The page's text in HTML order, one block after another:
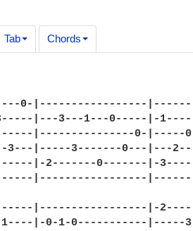
Tab Chords
0-|-----------------
|---3---1---0-----|-
|---------------0-|-----
3---|-----3-------0---|---
|-2-------0-------|-
|-----------------
|-----------------|-
1----|-0-1-0-----------|-----